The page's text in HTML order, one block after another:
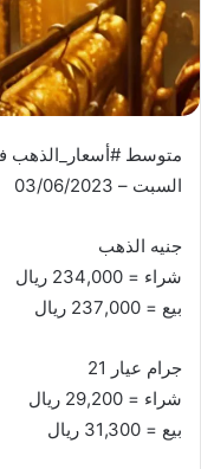
متوسط #أسعار_الذهب
السبت – 03/06/2023
جنيه الذهب
شراء = 234,000 ريال
بيع = 237,000 ريال
جرام عيار 21
شراء = 29,200 ريال
بيع = 31,300 ريال